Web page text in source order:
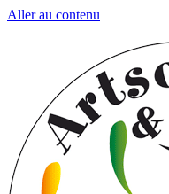
Aller au contenu